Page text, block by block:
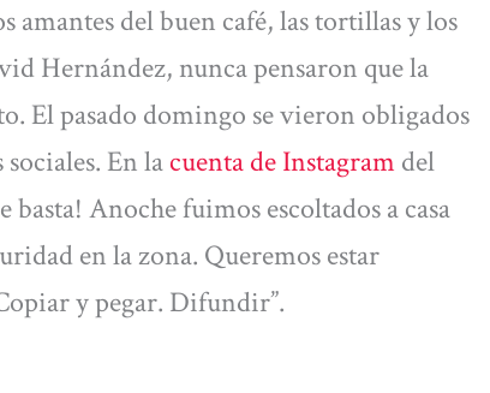
amantes del buen café, las tortillas y los
Hernández, nunca pensaron que la
El pasado domingo se vieron obligados
En lacuenta de Instagramdel
Anoche fuimos escoltados a casa
en la zona. Queremos estar
y pegar. Difundir”.